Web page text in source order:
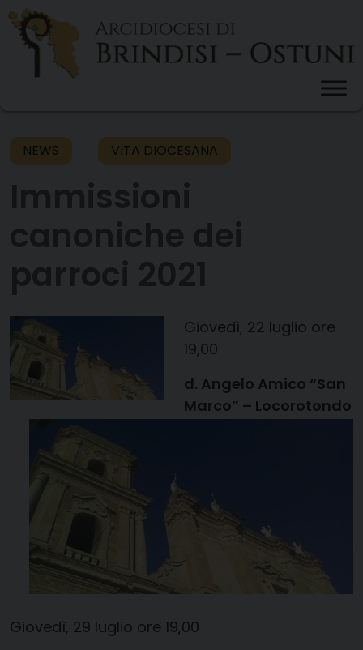
Skip
content
NEWS VITA DIOCESANA
Giovedì, 22 luglio ore
19,00
d. Angelo Amico “San
Marco” – Locorotondo
Giovedì, 29 luglio ore 19,00